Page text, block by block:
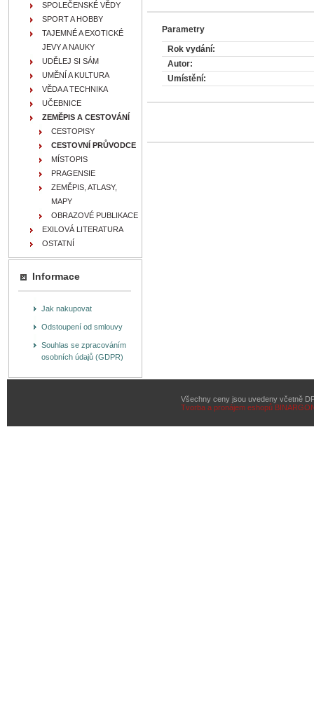
Parametry
Rok vydání:
Autor:
Umístění:
SPOLEČENSKÉ VĚDY
SPORT A HOBBY
TAJEMNÉ A EXOTICKÉ
JEVY A NAUKY
UDĚLEJ SI SÁM
UMĚNÍ A KULTURA
VĚDA A TECHNIKA
UČEBNICE
ZEMĚPIS A CESTOVÁNÍ
CESTOPISY
CESTOVNÍ PRŮVODCE
MÍSTOPIS
PRAGENSIE
ZEMĚPIS, ATLASY,
MAPY
OBRAZOVÉ PUBLIKACE
EXILOVÁ LITERATURA
OSTATNÍ
Informace
Jak nakupovat
Odstoupení od smlouvy
Souhlas se zpracováním
osobních údajů (GDPR)
Všechny ceny jsou uvedeny včetně
Tvorba a pronájem eshopů